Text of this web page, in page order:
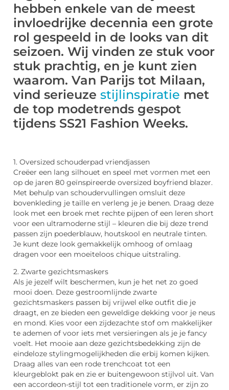
hebben enkele van de meest
invloedrijke decennia een grote
rol gespeeld in de looks van dit
seizoen. Wij vinden ze stuk voor
stuk prachtig, en je kunt zien
waarom. Van Parijs tot Milaan,
vind serieuze stijlinspiratie met
de top modetrends gespot
tijdens SS21 Fashion Weeks.
1. Oversized schouderpad vriendjassen
Creëer een lang silhouet en speel met vormen met een
op de jaren 80 geïnspireerde oversized boyfriend blazer.
Met behulp van schoudervullingen omsluit deze
bovenkleding je taille en verleng je je benen. Draag deze
look met een broek met rechte pijpen of een leren short
voor een ultramoderne stijl – kleuren die bij deze trend
passen zijn poederblauw, houtskool en neutrale tinten.
Je kunt deze look gemakkelijk omhoog of omlaag
dragen voor een moeiteloos chique uitstraling.
2. Zwarte gezichtsmaskers
Als je jezelf wilt beschermen, kun je het net zo goed
mooi doen. Deze gestroomlijnde zwarte
gezichtsmaskers passen bij vrijwel elke outfit die je
draagt, en ze bieden een geweldige dekking voor je neus
en mond. Kies voor een zijdezachte stof om makkelijker
te ademen of voor iets met versieringen als je je fancy
voelt. Het mooie aan deze gezichtsbedekking zijn de
eindeloze stylingmogelijkheden die erbij komen kijken.
Draag alles van een rode trenchcoat tot een
kleurgeblokt pak en zie er buitengewoon stijlvol uit. Van
een accordeon-stijl tot een traditionele vorm, er zijn zo